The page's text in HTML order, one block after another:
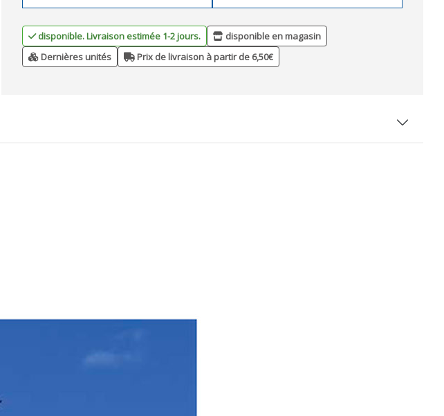
disponible. Livraison estimée 1-2 jours.
disponible en magasin
Dernières unités
Prix de livraison à partir de 6,50€